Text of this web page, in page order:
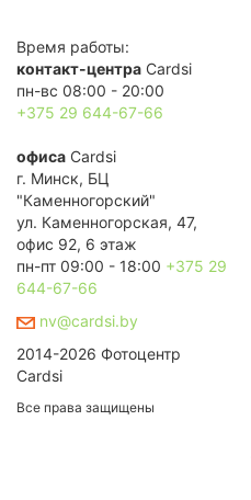
Время работы:
контакт-центра Cardsi
пн-вс 08:00 - 20:00
+375 29 644-67-66
офиса Cardsi
г. Минск, БЦ
"Каменногорский"
ул. Каменногорская, 47,
офис 92, 6 этаж
пн-пт 09:00 - 18:00 +375 29
644-67-66
nv@cardsi.by
2014-2026 Фотоцентр
Cardsi
Все права защищены